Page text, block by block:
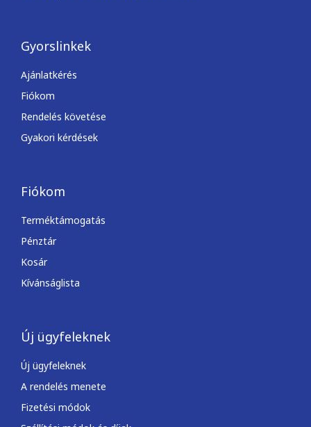
Gyorslinkek
Ajánlatkérés
Fiókom
Rendelés követése
Gyakori kérdések
Fiókom
Terméktámogatás
Pénztár
Kosár
Kívánságlista
Új ügyfeleknek
Új ügyfeleknek
A rendelés menete
Fizetési módok